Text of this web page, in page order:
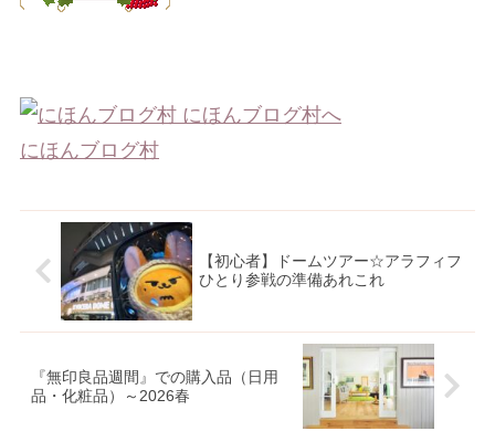
にほんブログ村
【初心者】ドームツアー☆アラフィフ
ひとり参戦の準備あれこれ
『無印良品週間』での購入品（日用
品・化粧品）～2026春